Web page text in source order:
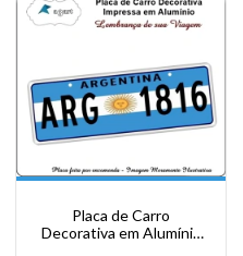
Placa de Carro
Decorativa em Alumínio